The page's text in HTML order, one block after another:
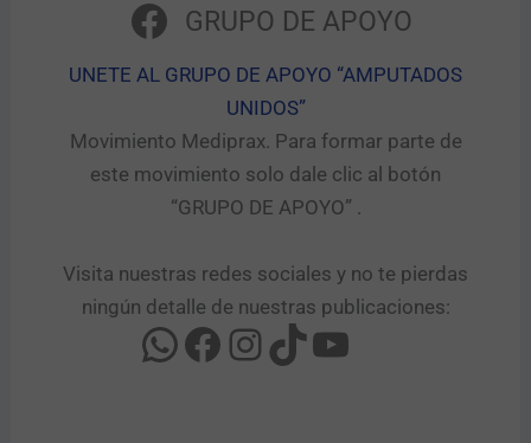
GRUPO DE APOYO
UNETE AL GRUPO DE APOYO “AMPUTADOS
UNIDOS”​
Movimiento Mediprax. Para formar parte de
este movimiento solo dale clic al botón
“GRUPO DE APOYO” .​
Visita nuestras redes sociales y no te pierdas
ningún detalle de nuestras publicaciones: